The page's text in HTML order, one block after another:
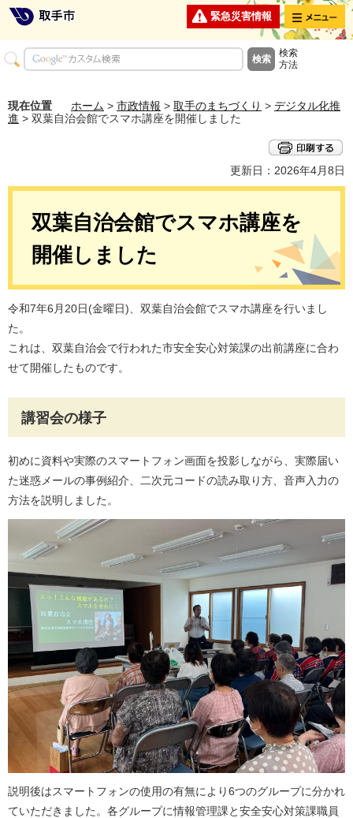
緊急災害情報 メニュー
検索
方法
現在位置 ホーム > 市政情報 > 取手のまちづくり > デジタル化推
進 > 双葉自治会館でスマホ講座を開催しました
更新日：2026年4月8日
双葉自治会館でスマホ講座を
開催しました
令和7年6月20日(金曜日)、双葉自治会館でスマホ講座を行いまし
た。
これは、双葉自治会で行われた市安全安心対策課の出前講座に合わ
せて開催したものです。
講習会の様子
初めに資料や実際のスマートフォン画面を投影しながら、実際届い
た迷惑メールの事例紹介、二次元コードの読み取り方、音声入力の
方法を説明しました。
説明後はスマートフォンの使用の有無により6つのグループに分かれ
ていただきました。各グループに情報管理課と安全安心対策課職員